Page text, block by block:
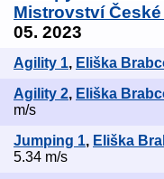
Mistrovství
05. 2023
Agility 1, Eliška
Agility 2, Eliška
m/s
Jumping 1, Eliška
5.34 m/s